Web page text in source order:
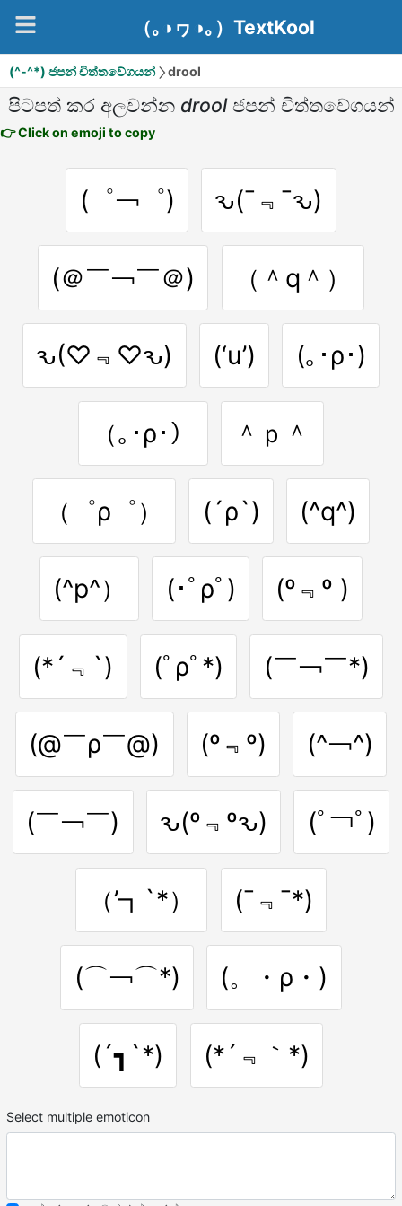
（｡◑ヮ◑｡）TextKool
(^-^*) ජපන් චිත්තවේගයන් drool
පිටපත් කර අලවන්න drool ජපන් චිත්තවේගයන්
👉 Click on emoji to copy
(゜￢゜) ԅ(¯﹃¯ԅ)
(＠￣￢￣＠) （＾q＾）
ԅ(♡﹃♡ԅ) (‘u’) (｡･ρ･)
（｡･ρ･） ＾ｐ＾
（゜ρ゜） (´ρ`) (^q^)
(^p^） (･ﾟρﾟ) (º﹃º )
(*´﹃`) (ﾟρﾟ*) (￣￢￣*)
(@￣ρ￣@) (º﹃º) (^￢^)
(￣￢￣) ԅ(º﹃ºԅ) (ﾟ￢ﾟ)
（’┓`*） (¯﹃¯*)
(⌒￢⌒*) (。・ρ・)
(´┓`*) (*´﹃｀*)
Select multiple emoticon